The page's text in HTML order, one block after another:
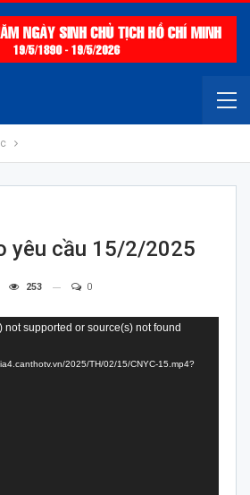
yêu cầu 15/2/2025
253 0
not supported or source(s) not found
2025/TH/02/15/CNYC-15.mp4?